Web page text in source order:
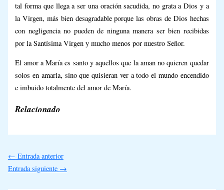
tal forma que llega a ser una oración sacudida, no grata a Dios y a
la Virgen, más bien desagradable porque las obras de Dios hechas
con negligencia no pueden de ninguna manera ser bien recibidas
por la Santísima Virgen y mucho menos por nuestro Señor.
El amor a María es santo y aquellos que la aman no quieren quedar
solos en amarla, sino que quisieran ver a todo el mundo encendido
e imbuido totalmente del amor de María.
Relacionado
← Entrada anterior
Entrada siguiente →